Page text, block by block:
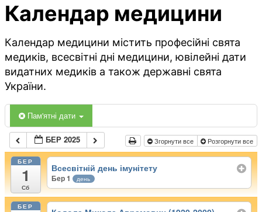
Календар медицини
Календар медицини містить професійні свята
медиків, всесвітні дні медицини, ювілейні дати
видатних медиків а також державні свята
України.
Пам'ятні дати
БЕР 2025 Згорнути все Розгорнути все
БЕР
1
Сб
Всесвітній день імунітету
Бер 1 день
БЕР